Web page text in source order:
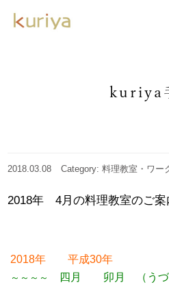
kuriya
2018.03.08 Category: 料理教室・ワー
2018年 4月の料理教室のご案
2018年 平成30年
～～～～ 四月 卯月 （うづ